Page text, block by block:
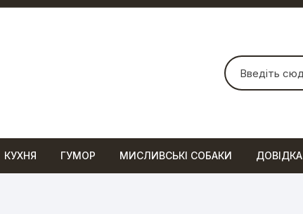
Шукати:
КУХНЯ ГУМОР МИСЛИВСЬКІ СОБАКИ ДОВІДКА